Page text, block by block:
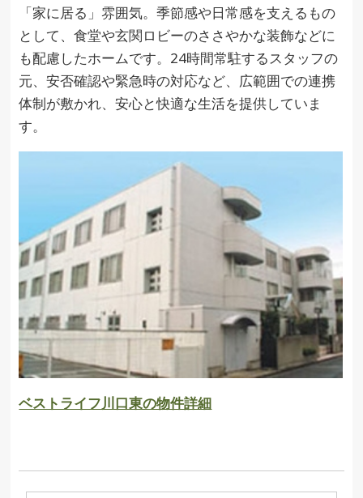
「家に居る」雰囲気。季節感や日常感を支えるもの
として、食堂や玄関ロビーのささやかな装飾などに
も配慮したホームです。24時間常駐するスタッフの
元、安否確認や緊急時の対応など、広範囲での連携
体制が敷かれ、安心と快適な生活を提供していま
す。
ベストライフ川口東の物件詳細